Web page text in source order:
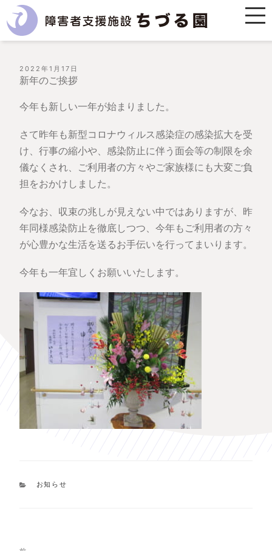
投
稿
日:
2022年1月17日
新年のご挨拶
今年も新しい一年が始まりました。
さて昨年も新型コロナウィルス感染症の感染拡大を受
け、行事の縮小や、感染防止に伴う面会等の制限を余
儀なくされ、ご利用者の方々やご家族様にも大変ご負
担をおかけしました。
今なお、収束の兆しが見えない中ではありますが、昨
年同様感染防止を徹底しつつ、今年もご利用者の方々
が心豊かな生活を送るお手伝いを行ってまいります。
今年も一年宜しくお願いいたします。
カ
お知らせ